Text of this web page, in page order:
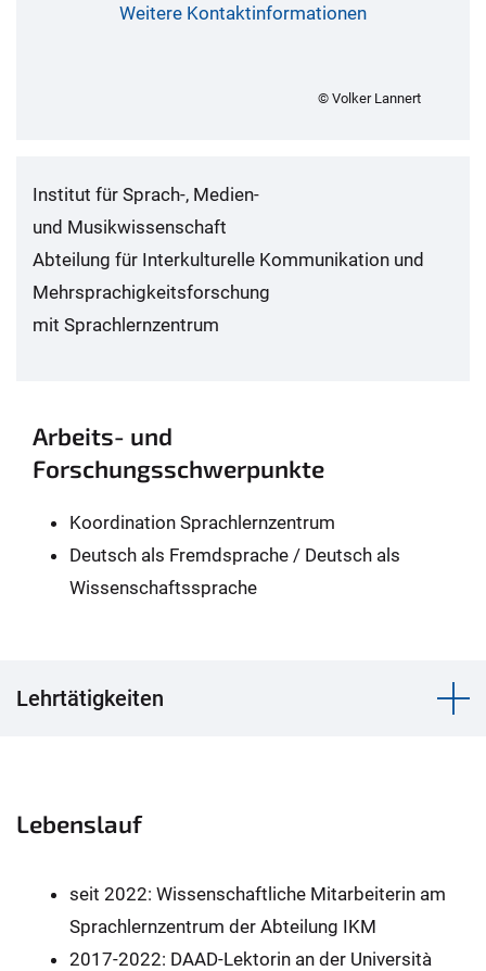
Arbeits- und
Forschungsschwerpunkte
Koordination Sprachlernzentrum
Deutsch als Fremdsprache / Deutsch als
Wissenschaftssprache
Weitere Kontaktinformationen
© Volker Lannert
Institut für Sprach-, Medien-
und Musikwissenschaft
Abteilung für Interkulturelle Kommunikation und
Mehrsprachigkeitsforschung
mit Sprachlernzentrum
Lehrtätigkeiten
Lebenslauf
seit 2022: Wissenschaftliche Mitarbeiterin am
Sprachlernzentrum der Abteilung IKM
2017-2022: DAAD-Lektorin an der Università